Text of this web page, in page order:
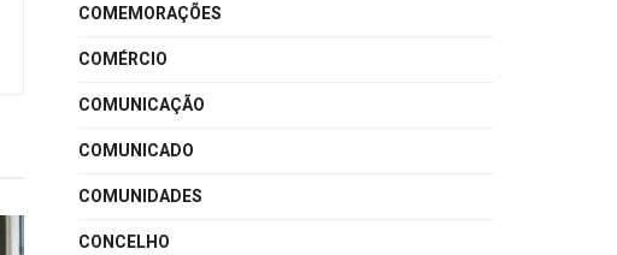
COMEMORAÇÕES
COMÉRCIO
COMUNICAÇÃO
COMUNICADO
COMUNIDADES
CONCELHO